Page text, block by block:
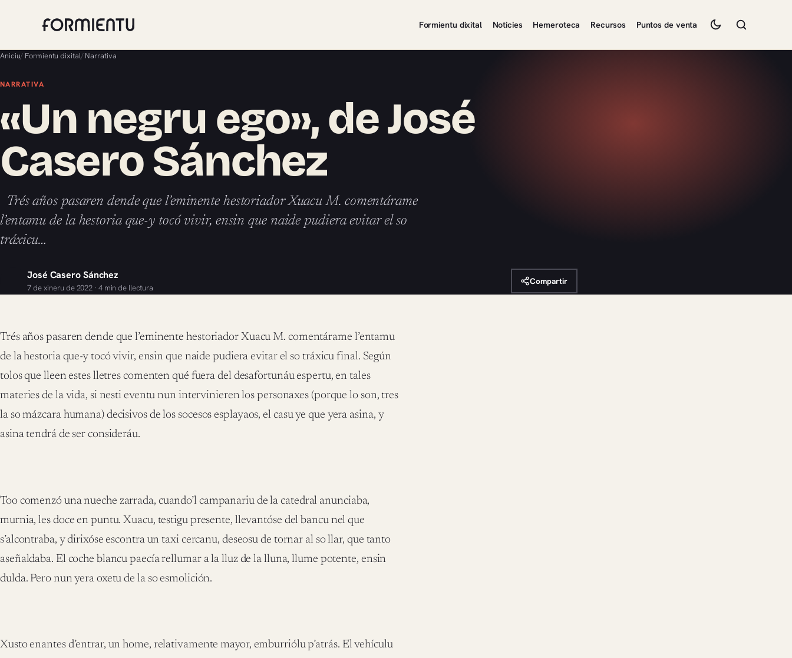
Formientu dixital Noticies Hemeroteca Recursos Puntos de venta
Aniciu/ Formientu dixital/ Narrativa
NARRATIVA
«Un negru ego», de José
Casero Sánchez
Trés años pasaren dende que l’eminente hestoriador Xuacu M. comentárame
l’entamu de la hestoria que-y tocó vivir, ensin que naide pudiera evitar el so
tráxicu…
José Casero Sánchez
7 de xineru de 2022 · 4 min de llectura
Compartir
Trés años pasaren dende que l’eminente hestoriador Xuacu M. comentárame l’entamu
de la hestoria que-y tocó vivir, ensin que naide pudiera evitar el so tráxicu final. Según
tolos que lleen estes lletres comenten qué fuera del desafortunáu espertu, en tales
materies de la vida, si nesti eventu nun intervinieren los personaxes (porque lo son, tres
la so mázcara humana) decisivos de los socesos esplayaos, el casu ye que yera asina, y
asina tendrá de ser consideráu.
Too comenzó una nueche zarrada, cuando’l campanariu de la catedral anunciaba,
murnia, les doce en puntu. Xuacu, testigu presente, llevantóse del bancu nel que
s’alcontraba, y dirixóse escontra un taxi cercanu, deseosu de tornar al so llar, que tanto
aseñaldaba. El coche blancu paecía rellumar a la lluz de la lluna, llume potente, ensin
dulda. Pero nun yera oxetu de la so esmolición.
Xusto enantes d’entrar, un home, relativamente mayor, emburriólu p’atrás. El vehículu